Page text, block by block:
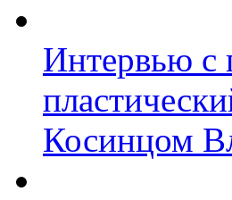
Интервью с
Косинцом